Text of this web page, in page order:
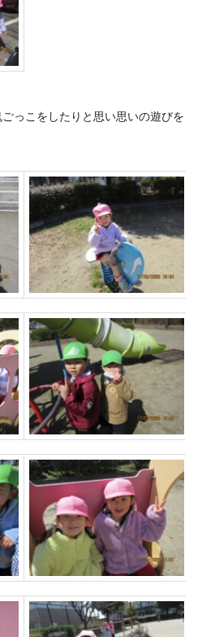
っこをしたりと思い思いの遊びを